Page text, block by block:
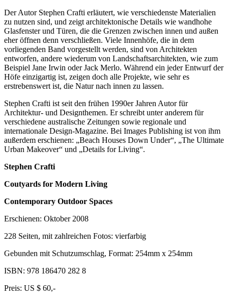
Der Autor Stephen Crafti erläutert, wie verschiedenste Materialien
zu nutzen sind, und zeigt architektonische Details wie wandhohe
Glasfenster und Türen, die die Grenzen zwischen innen und außen
eher öffnen denn verschließen. Viele Innenhöfe, die in dem
vorliegenden Band vorgestellt werden, sind von Architekten
entworfen, andere wiederum von Landschaftsarchitekten, wie zum
Beispiel Jane Irwin oder Jack Merlo. Während ein jeder Entwurf der
Höfe einzigartig ist, zeigen doch alle Projekte, wie sehr es
erstrebenswert ist, die Natur nach innen zu lassen.
Stephen Crafti ist seit den frühen 1990er Jahren Autor für
Architektur- und Designthemen. Er schreibt unter anderem für
verschiedene australische Zeitungen sowie regionale und
internationale Design-Magazine. Bei Images Publishing ist von ihm
außerdem erschienen: „Beach Houses Down Under“, „The Ultimate
Urban Makeover“ und „Details for Living“.
Stephen Crafti
Coutyards for Modern Living
Contemporary Outdoor Spaces
Erschienen: Oktober 2008
228 Seiten, mit zahlreichen Fotos: vierfarbig
Gebunden mit Schutzumschlag, Format: 254mm x 254mm
ISBN: 978 186470 282 8
Preis: US $ 60,-